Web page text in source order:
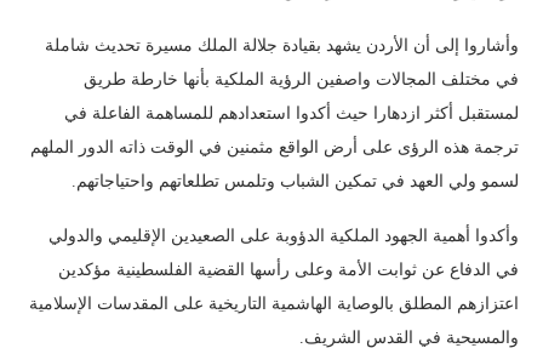
وأشاروا إلى أن الأردن يشهد بقيادة جلالة الملك مسيرة تحديث شاملة
في مختلف المجالات واصفين الرؤية الملكية بأنها خارطة طريق
لمستقبل أكثر ازدهارا حيث أكدوا استعدادهم للمساهمة الفاعلة في
ترجمة هذه الرؤى على أرض الواقع مثمنين في الوقت ذاته الدور الملهم
لسمو ولي العهد في تمكين الشباب وتلمس تطلعاتهم واحتياجاتهم.
وأكدوا أهمية الجهود الملكية الدؤوبة على الصعيدين الإقليمي والدولي
في الدفاع عن ثوابت الأمة وعلى رأسها القضية الفلسطينية مؤكدين
اعتزازهم المطلق بالوصاية الهاشمية التاريخية على المقدسات الإسلامية
والمسيحية في القدس الشريف.